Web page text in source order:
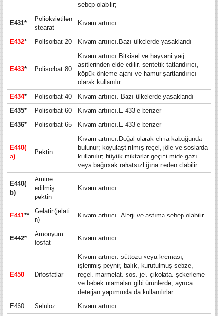
sebep olabilir;
E431*
Polioksietilen
stearat
Kıvam artırıcı
E432* Polisorbat 20 Kıvam artırıcı.Bazı ülkelerde yasaklandı
E433* Polisorbat 80
Kıvam artırıcı.Bitkisel ve hayvani yağ
asitlerinden elde edilir. sentetik tatlandırıcı,
köpük önleme ajanı ve hamur şartlandırıcı
olarak kullanılır.
E434* Polisorbat 40
Kıvam artırıcı. Bazı ülkelerde yasaklandı
E435*
Polisorbat 60
Kıvam artırıcı.E 433’e benzer
E436*
Polisorbat 65 Kıvam artırıcı.E 433’e benzer
E440(
a)
Pektin
Kıvam artırıcı.Doğal olarak elma kabuğunda
bulunur; koyulaştırılmış reçel, jöle ve soslarda
kullanılır; büyük miktarlar geçici mide gazı
veya bağırsak rahatsızlığına neden olabilir
E440(
b)
Amine
edilmiş
pektin
Kıvam artırıcı.
E441**
Gelatin(jelati
n)
Kıvam artırıcı. Alerji ve astıma sebep olabilir.
E442*
Amonyum
fosfat
Kıvam artırıcı
E450 Difosfatlar
Kıvam artırıcı. süttozu veya kreması,
işlenmiş peynir, balık, kurutulmuş sebze,
reçel, marmelat, sos, jel, çikolata, şekerleme
ve bebek mamaları gibi ürünlerde, ayrıca
deterjan yapımında da kullanılırlar.
E460
Seluloz Kıvam artırıcı